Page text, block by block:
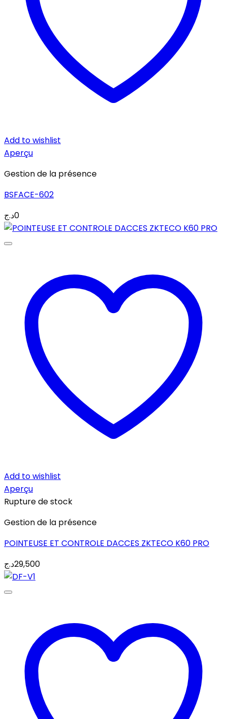
Add to wishlist
Aperçu
Gestion de la présence
BSFACE-602
0د.ج
Add to wishlist
Aperçu
Rupture de stock
Gestion de la présence
POINTEUSE ET CONTROLE DACCES ZKTECO K60 PRO
29,500د.ج